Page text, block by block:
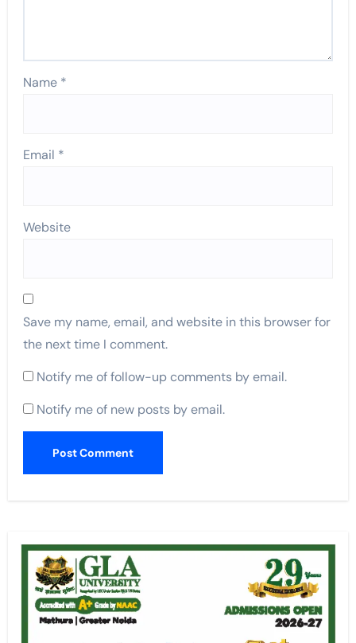
Name *
Email *
Website
Save my name, email, and website in this browser for
the next time I comment.
Notify me of follow-up comments by email.
Notify me of new posts by email.